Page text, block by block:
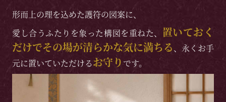
形而上の理を込めた護符の図案に、
愛し合うふたりを象った構図を重ねた、 置いておく
だけでその場が清らかな気に満ちる、永くお手
元に置いていただけるお守り です。